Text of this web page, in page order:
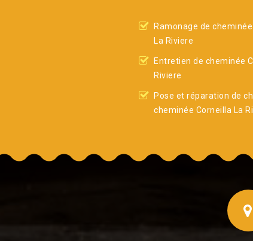
Ramonage de
La Riviere
Entretien de cheminée
Riviere
Pose et réparation de
cheminée Corneilla La